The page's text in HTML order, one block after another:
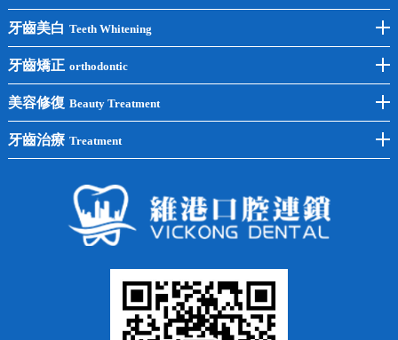
前牙種植
後牙種植
單顆種植
半口種植
全口種植
牙齒美白 Teeth Whitening
冷光美白
洗牙
四環素牙
常見問題
牙齒矯正 orthodontic
牙齒矯正
兒童矯正
牙列不齊
美容修復 Beauty Treatment
全瓷牙
牙齒治療 Treatment